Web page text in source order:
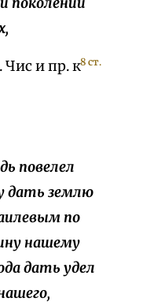
Чис и пр. к8 ст.
повелел
дать землю
по
нашему
дать удел